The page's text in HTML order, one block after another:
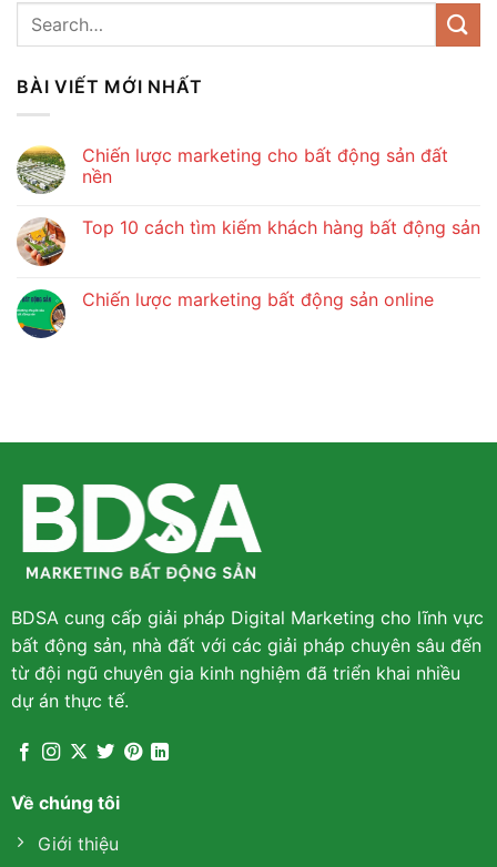
BÀI VIẾT MỚI NHẤT
Chiến lược marketing cho bất động sản đất
nền
Top 10 cách tìm kiếm khách hàng bất động sản
Chiến lược marketing bất động sản online
BDSA cung cấp giải pháp Digital Marketing cho lĩnh vực
bất động sản, nhà đất với các giải pháp chuyên sâu đến
từ đội ngũ chuyên gia kinh nghiệm đã triển khai nhiều
dự án thực tế.
Về chúng tôi
Giới thiệu